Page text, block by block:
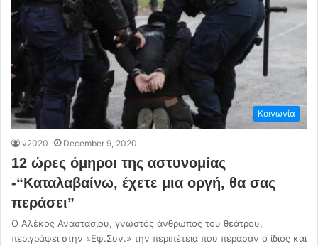
Κοινωνία
v2020 December 9, 2020
12 ώρες όμηροι της αστυνομίας
-“Καταλαβαίνω, έχετε μια οργή, θα σας
περάσει”
Ο Αλέκος Αναστασίου, γνωστός άνθρωπος του θεάτρου,
περιγράφει στην «Εφ.Συν.» την περιπέτεια που πέρασαν ο ίδιος και